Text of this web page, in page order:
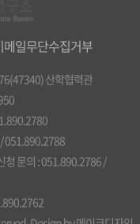
메일무단수집거부
산학협력관
051.890.2788
청 문의 : 051.890.2786 /